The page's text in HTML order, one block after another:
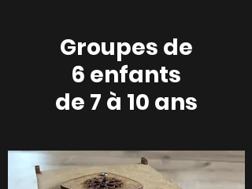
Groupes de
6 enfants
de 7 à 10 ans